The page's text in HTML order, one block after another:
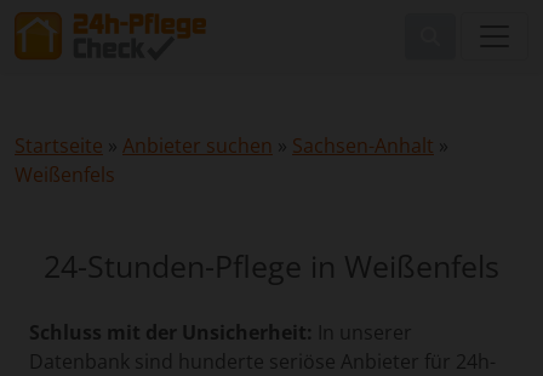
Startseite » Anbieter suchen » Sachsen-Anhalt »
Weißenfels
24-Stunden-Pflege in Weißenfels
Schluss mit der Unsicherheit: In unserer
Datenbank sind hunderte seriöse Anbieter für 24h-